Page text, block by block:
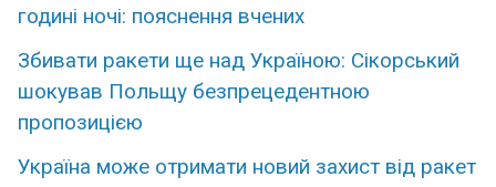
годині ночі: пояснення вчених
Збивати ракети ще над Україною: Сікорський
шокував Польщу безпрецедентною
пропозицією
Україна може отримати новий захист від ракет